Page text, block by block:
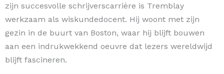
zijn succesvolle schrijverscarrière is Tremblay
werkzaam als wiskundedocent. Hij woont met zijn
gezin in de buurt van Boston, waar hij blijft bouwen
aan een indrukwekkend oeuvre dat lezers wereldwijd
blijft fascineren.